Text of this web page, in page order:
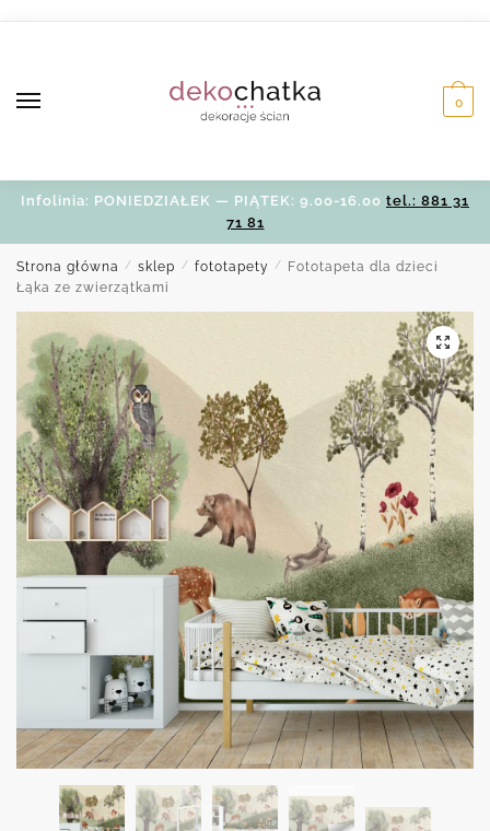
0
Infolinia: PONIEDZIAŁEK — PIĄTEK: 9.00-16.00 tel.: 881 31
71 81
Strona główna / sklep / fototapety /
Fototapeta dla dzieci
Łąka ze zwierzątkami